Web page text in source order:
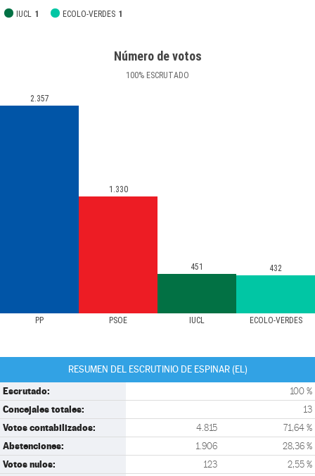
IUCL 1 ECOLO-VERDES 1
Número de votos
100% ESCRUTADO
PP PSOE IUCL ECOLO-VERDES
2.357
1.330
451 432
RESUMEN DEL ESCRUTINIO DE ESPINAR (EL)
Escrutado: 100 %
Concejales totales: 13
Votos contabilizados: 4.815 71,64 %
Abstenciones: 1.906 28,36 %
Votos nulos: 123 2,55 %